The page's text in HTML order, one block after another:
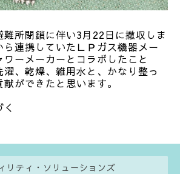
所閉鎖に伴い3月22日に撤収しま
ら連携していたＬＰガス機器メー
ワーメーカーとコラボしたこと
、乾燥、雑用水と、かなり整っ
ができたと思います。
リティ・ソリューションズ